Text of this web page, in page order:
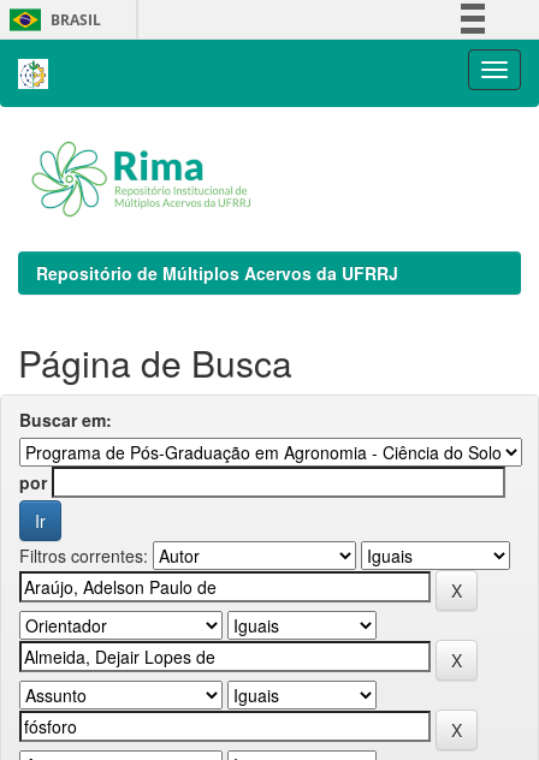
Skip
navigation
BRASIL
Repositório de Múltiplos Acervos da UFRRJ
Página de Busca
Buscar em:
por
Filtros correntes: